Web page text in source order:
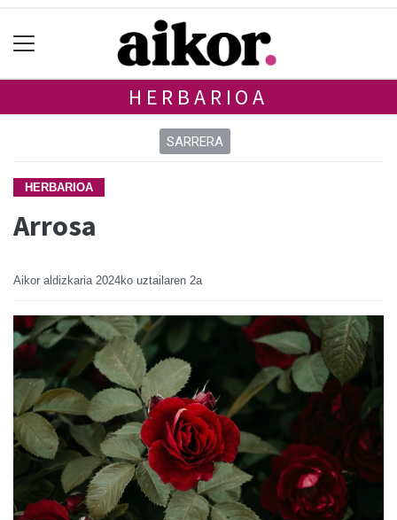
HERBARIOA
SARRERA
HERBARIOA
Arrosa
Aikor aldizkaria 2024ko uztailaren 2a